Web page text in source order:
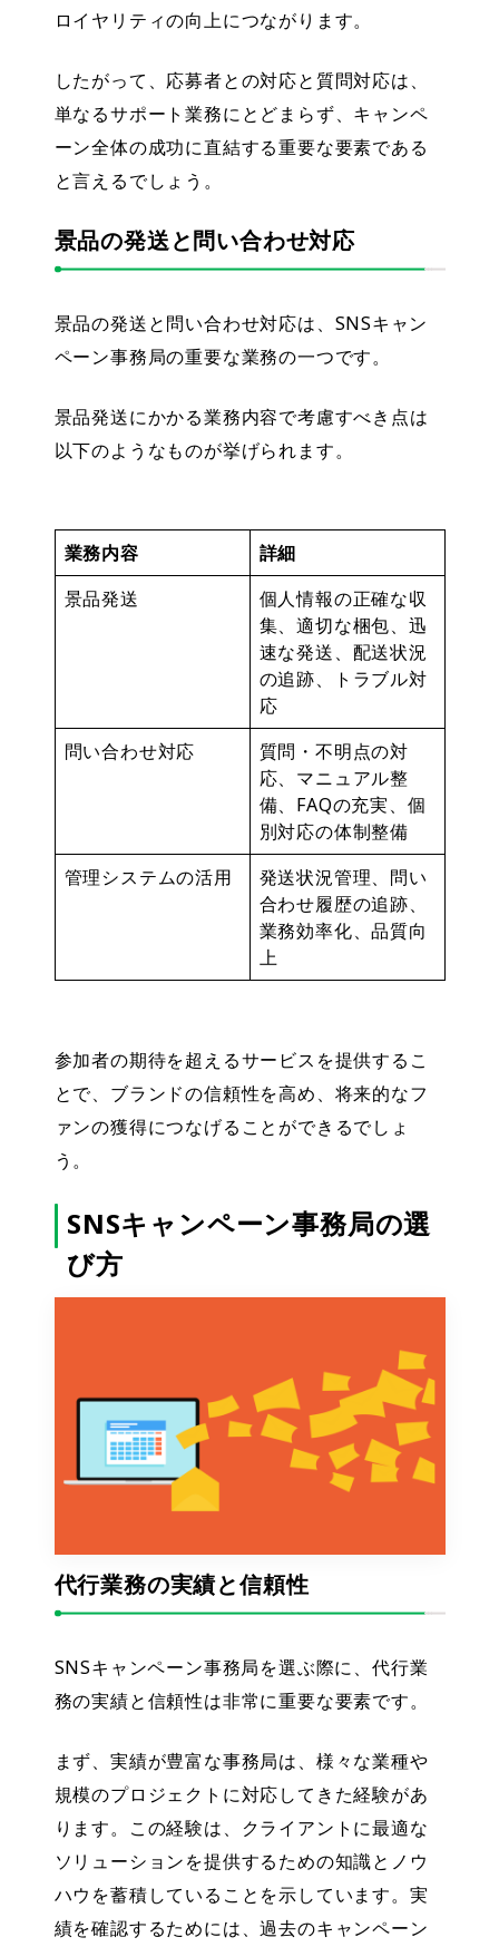
ロイヤリティの向上につながります。
したがって、応募者との対応と質問対応は、
単なるサポート業務にとどまらず、キャンペ
ーン全体の成功に直結する重要な要素である
と言えるでしょう。
景品の発送と問い合わせ対応
景品の発送と問い合わせ対応は、SNSキャン
ペーン事務局の重要な業務の一つです。
景品発送にかかる業務内容で考慮すべき点は
以下のようなものが挙げられます。
業務内容
詳細
景品発送
個人情報の正確な収
集、適切な梱包、迅
速な発送、配送状況
の追跡、トラブル対
応
問い合わせ対応
質問・不明点の対
応、マニュアル整
備、FAQの充実、個
別対応の体制整備
管理システムの活用
発送状況管理、問い
合わせ履歴の追跡、
業務効率化、品質向
上
参加者の期待を超えるサービスを提供するこ
とで、ブランドの信頼性を高め、将来的なフ
ァンの獲得につなげることができるでしょ
う。
SNSキャンペーン事務局の選
び方
代行業務の実績と信頼性
SNSキャンペーン事務局を選ぶ際に、代行業
務の実績と信頼性は非常に重要な要素です。
まず、実績が豊富な事務局は、様々な業種や
規模のプロジェクトに対応してきた経験があ
ります。この経験は、クライアントに最適な
ソリューションを提供するための知識とノウ
ハウを蓄積していることを示しています。実
績を確認するためには、過去のキャンペーン